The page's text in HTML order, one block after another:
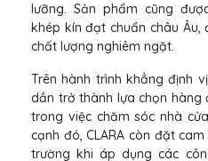
lưỡng. Sản phẩm cũng
khép kín đạt chuẩn châu
chất lượng nghiêm ngặt.
Trên hành trình khẳng định
dần trở thành lựa chọn hàng
trong việc chăm sóc nhà
cạnh đó, CLARA còn đặt
trường khi áp dụng các